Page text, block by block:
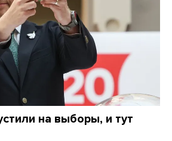
на выборы, и тут